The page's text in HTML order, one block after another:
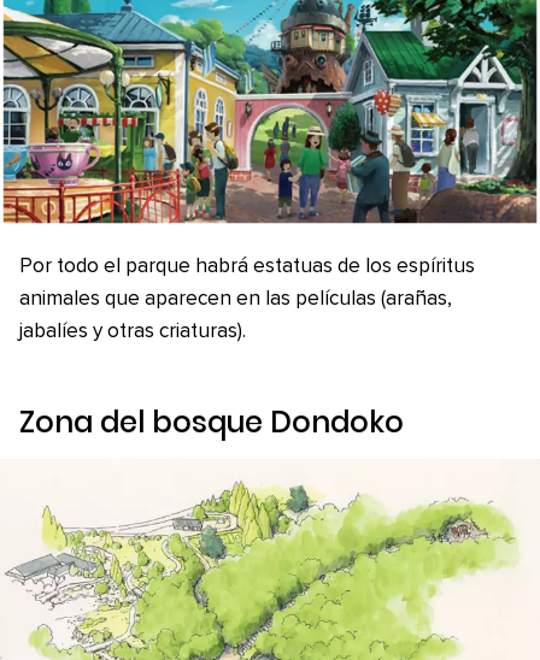
Por todo el parque habrá estatuas de los espíritus
animales que aparecen en las películas (arañas,
jabalíes y otras criaturas).
Zona del bosque Dondoko